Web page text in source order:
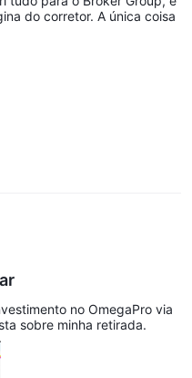
do corretor. A única coisa
no OmegaPro via
sobre minha retirada.